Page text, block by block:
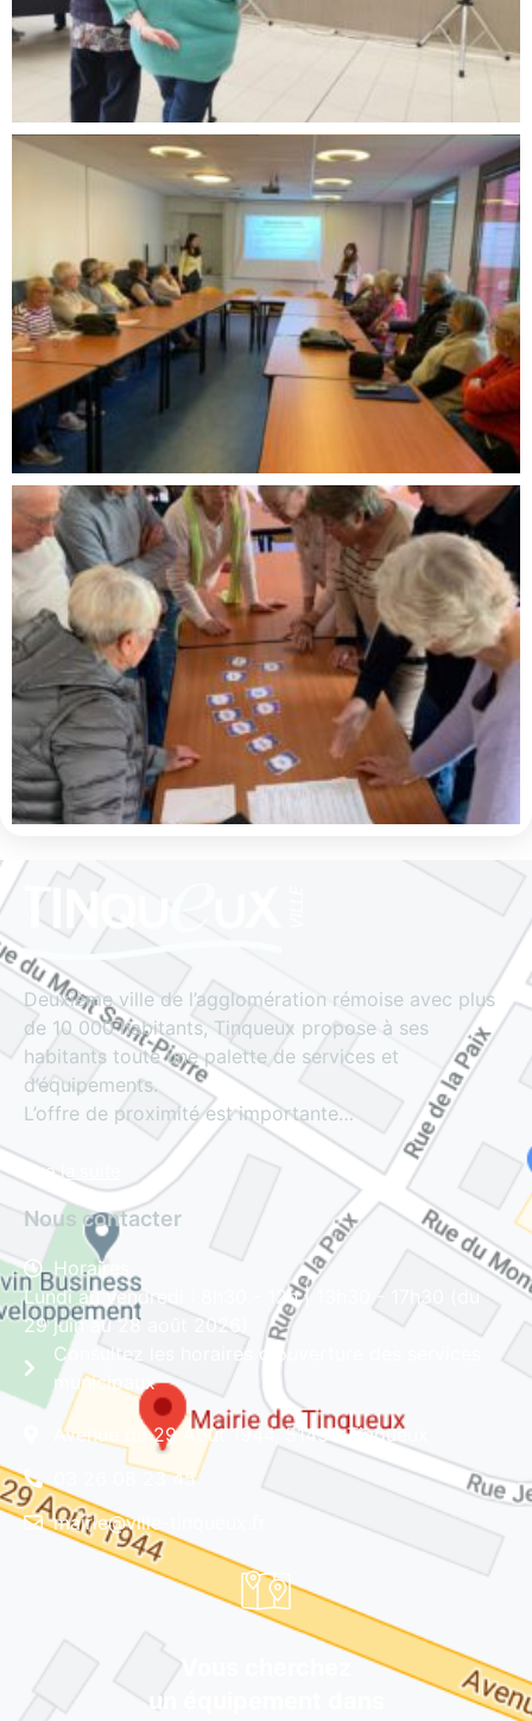
Deuxième ville de l’agglomération rémoise avec plus
de 10 000 habitants, Tinqueux propose à ses
habitants toute une palette de services et
d’équipements.
L’offre de proximité est importante…
Lire la suite
Nous contacter
Horaires
Lundi au vendredi : 8h30 - 12h | 13h30 - 17h30 (du
29 juin au 28 août 2026)
Consultez les horaires d'ouverture des services
municipaux
Avenue du 29 Août 1944, 51430 Tinqueux
03 26 08 23 45
mairie@ville-tinqueux.fr
Vous cherchez
un équipement dans